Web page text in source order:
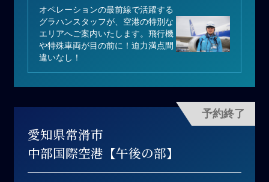
オペレーションの最前線で活躍する
グラハンスタッフが、空港の特別な
エリアへご案内いたします。飛行機
や特殊車両が目の前に！迫力満点間
違いなし！
予約終了
愛知県常滑市
中部国際空港【午後の部】